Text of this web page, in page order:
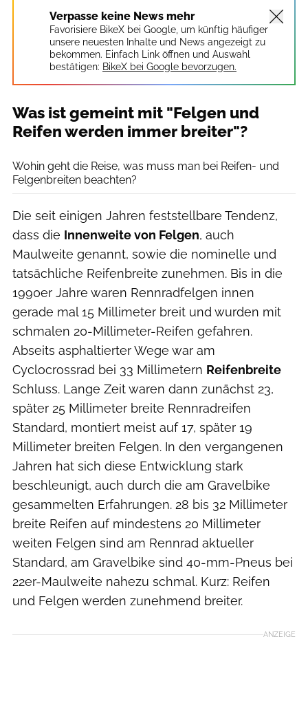
Verpasse keine News mehr
Favorisiere BikeX bei Google, um künftig häufiger
unsere neuesten Inhalte und News angezeigt zu
bekommen. Einfach Link öffnen und Auswahl
bestätigen: BikeX bei Google bevorzugen.
Was ist gemeint mit "Felgen und
Reifen werden immer breiter"?
Wohin geht die Reise, was muss man bei Reifen- und
Felgenbreiten beachten?
Die seit einigen Jahren feststellbare Tendenz,
dass die Innenweite von Felgen, auch
Maulweite genannt, sowie die nominelle und
tatsächliche Reifenbreite zunehmen. Bis in die
1990er Jahre waren Rennradfelgen innen
gerade mal 15 Millimeter breit und wurden mit
schmalen 20-Millimeter-Reifen gefahren.
Abseits asphaltierter Wege war am
Cyclocrossrad bei 33 Millimetern Reifenbreite
Schluss. Lange Zeit waren dann zunächst 23,
später 25 Millimeter breite Rennradreifen
Standard, montiert meist auf 17, später 19
Millimeter breiten Felgen. In den vergangenen
Jahren hat sich diese Entwicklung stark
beschleunigt, auch durch die am Gravelbike
gesammelten Erfahrungen. 28 bis 32 Millimeter
breite Reifen auf mindestens 20 Millimeter
weiten Felgen sind am Rennrad aktueller
Standard, am Gravelbike sind 40-mm-Pneus bei
22er-Maulweite nahezu schmal. Kurz: Reifen
und Felgen werden zunehmend breiter.
ANZEIGE